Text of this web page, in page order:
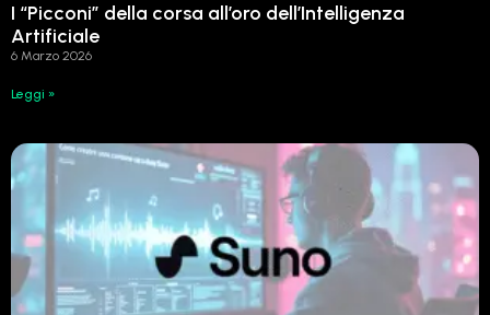
I “Picconi” della corsa all’oro dell’Intelligenza
Artificiale
6 Marzo 2026
Leggi »